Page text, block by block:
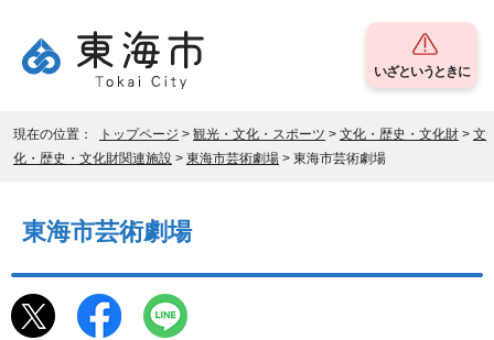
いざというときに
現在の位置： トップページ > 観光・文化・スポーツ > 文化・歴史・文化財 > 文
化・歴史・文化財関連施設 > 東海市芸術劇場 > 東海市芸術劇場
東海市芸術劇場